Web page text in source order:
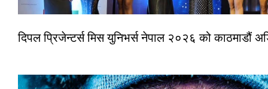
दिपल प्रिजेन्टर्स मिस युनिभर्स नेपाल २०२६ को काठमाडौं